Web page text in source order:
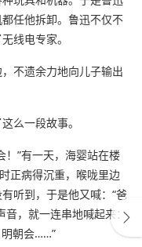
任他拆卸。鲁迅不仅不
线电专家。
不遗余力地向儿子输出
么一段故事。
！”有一天，海婴站在楼
正病得沉重，喉咙里边
听到，于是他又喊：“爸
音，就一连串地喊起来：
朝会……”